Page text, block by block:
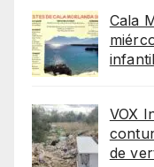
Cala
VOX
de